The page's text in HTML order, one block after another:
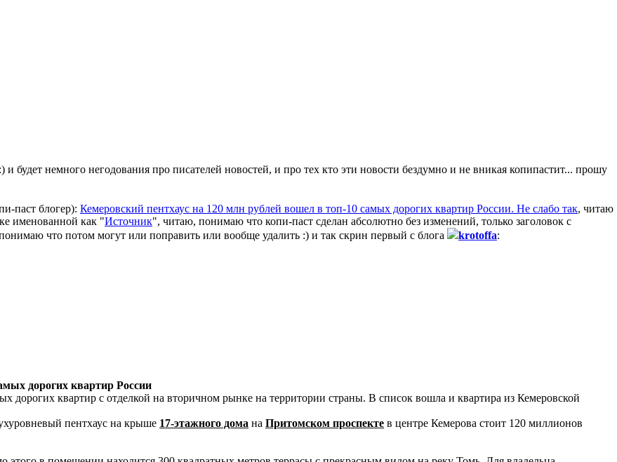
будет немного негодования про писателей новостей, и про тех кто эти новости бездумно и не вникая копипастит... прошу
паст блогер): Кемеровский пентхаус на 120 млн рублей вошел в топ-10 самых дорогих квартир России. Не слабо так, читаю
именованной как "Источник", читаю, понимаю что копи-паст сделан абсолютно без изменений, только заголовок с
что потом могут или поправить или вообще удалить :) и так скрин первый с блога
krotoffa:
дорогих квартир России
квартир с отделкой на вторичном рынке на территории страны. В список вошла и квартира из Кемеровской
пентхаус на крыше 17-этажного дома на Притомском проспекте в центре Кемерова стоит 120 миллионов